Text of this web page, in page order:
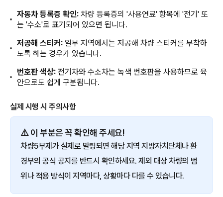
자동차 등록증 확인: 차량 등록증의 '사용연료' 항목에 '전기' 또
는 '수소'로 표기되어 있으면 됩니다.
저공해 스티커: 일부 지역에서는 저공해 차량 스티커를 부착하
도록 하는 경우가 있습니다.
번호판 색상: 전기차와 수소차는 녹색 번호판을 사용하므로 육
안으로도 쉽게 구분됩니다.
실제 시행 시 주의사항
⚠️ 이 부분은 꼭 확인해 주세요!
차량5부제가 실제로 발령되면 해당 지역 지방자치단체나 환
경부의 공식 공지를 반드시 확인하세요. 제외 대상 차량의 범
위나 적용 방식이 지역마다, 상황마다 다를 수 있습니다.